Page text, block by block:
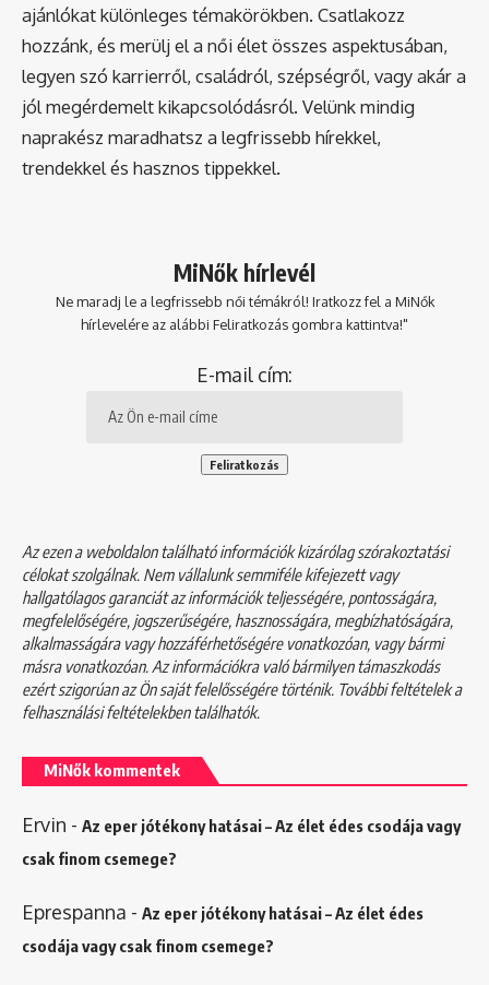
ajánlókat különleges témakörökben. Csatlakozz
hozzánk, és merülj el a női élet összes aspektusában,
legyen szó karrierről, családról, szépségről, vagy akár a
jól megérdemelt kikapcsolódásról. Velünk mindig
naprakész maradhatsz a legfrissebb hírekkel,
trendekkel és hasznos tippekkel.
MiNők hírlevél
Ne maradj le a legfrissebb női témákról! Iratkozz fel a MiNők
hírlevelére az alábbi Feliratkozás gombra kattintva!"
E-mail cím:
Az ezen a weboldalon található információk kizárólag szórakoztatási
célokat szolgálnak. Nem vállalunk semmiféle kifejezett vagy
hallgatólagos garanciát az információk teljességére, pontosságára,
megfelelőségére, jogszerűségére, hasznosságára, megbízhatóságára,
alkalmasságára vagy hozzáférhetőségére vonatkozóan, vagy bármi
másra vonatkozóan. Az információkra való bármilyen támaszkodás
ezért szigorúan az Ön saját felelősségére történik. További feltételek a
felhasználási feltételekbentalálhatók.
MiNők kommentek
Ervin - Az eper jótékony hatásai – Az élet édes csodája vagy
csak finom csemege?
Eprespanna - Az eper jótékony hatásai – Az élet édes
csodája vagy csak finom csemege?